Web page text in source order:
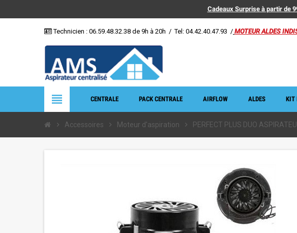
Cadeaux Surprise à partir de
Technicien : 06.59.48.32.38 de 9h à 20h / Tel: 04.42.40.47.93 / MOTEUR ALDES
view_headline CENTRALE PACK CENTRALE AIRFLOW ALDES KIT
chevron_right Accessoires chevron_right Moteur d'aspiration chevron_right PERFECT PLUS DUO